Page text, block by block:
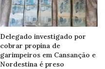
Delegado investigado por
cobrar propina de
garimpeiros em Cansanção e
Nordestina é preso